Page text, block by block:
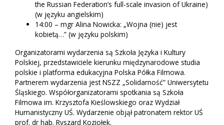
the Russian Federation’s full-scale invasion of Ukraine)
(w języku angielskim)
14:00 – mgr Alina Nowicka: „Wojna (nie) jest
kobietą…” (w języku polskim)
Organizatorami wydarzenia są Szkoła Języka i Kultury
Polskiej, przedstawiciele kierunku międzynarodowe studia
polskie i platforma edukacyjna Polska Półka Filmowa.
Partnerem wydarzenia jest NSZZ „Solidarność” Uniwersytetu
Śląskiego. Współorganizatorami spotkania są Szkoła
Filmowa im. Krzysztofa Kieślowskiego oraz Wydział
Humanistyczny UŚ. Wydarzenie objął patronatem rektor UŚ
prof. dr hab. Ryszard Koziołek.